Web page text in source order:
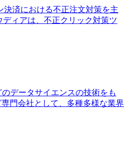
済における不正注文対策を主
ィアは、不正クリック対策ツ
データサイエンスの技術をも
門会社として、多種多様な業界